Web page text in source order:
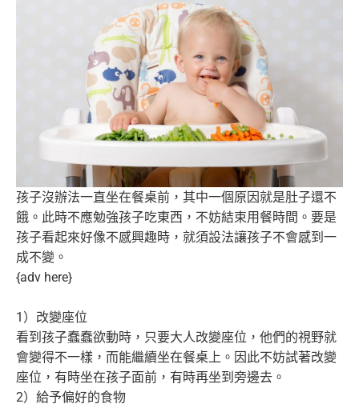
孩子沒辦法一直坐在餐桌前，其中一個原因就是肚子還不
餓。 此時不應勉強孩子吃東西，不妨結束用餐時間。 要是
孩子看起來好像不感興趣時， 就須設法讓孩子不會感到一
成不變。
{adv here}
1）改變座位
看到孩子蠢蠢欲動時，只要大人改變座位， 他們的視野就
會變得不一樣，而能繼續坐在餐桌上。 因此不妨試著改變
座位，有時坐在孩子面前，有時再坐到旁邊去。
2）給予偏好的食物